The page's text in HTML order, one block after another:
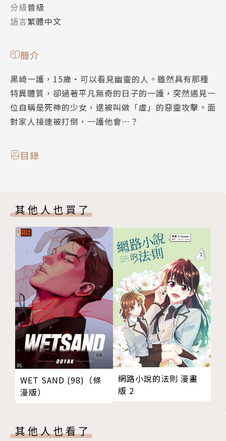
分級普級
語言繁體中文
簡介
黑崎一護，15歲‧可以看見幽靈的人。雖然具有那種
特異體質，卻過著平凡無奇的日子的一護，突然遇見一
位自稱是死神的少女，還被叫做「虛」的惡靈攻擊。面
對家人接連被打倒，一護他會…？
目錄
其他人也買了
WET SAND (98)（條
漫版）
網路小說的法則 漫畫
版 2
其他人也看了